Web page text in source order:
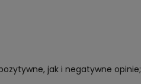
jak i negatywne opinie;